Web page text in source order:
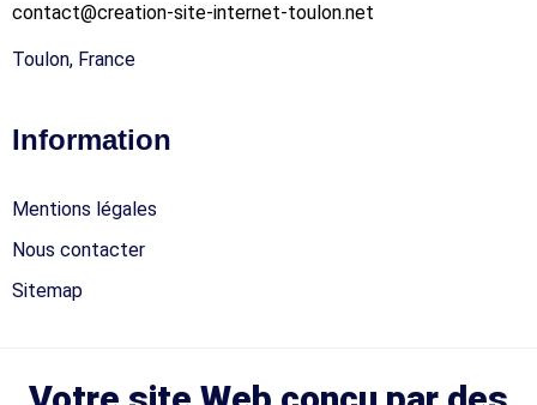
contact@creation-site-internet-toulon.net
Toulon, France
Information
Mentions légales
Nous contacter
Sitemap